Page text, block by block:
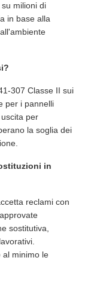
milioni di
in base alla
307 Classe II sui
per i pannelli
per
la soglia dei
in
reclami con
sostitutiva,
al minimo le